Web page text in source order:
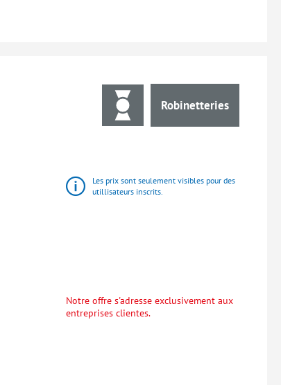
Robinetteries
Les prix sont seulement visibles pour des
utillisateurs inscrits.
Notre offre s'adresse exclusivement aux
entreprises clientes.